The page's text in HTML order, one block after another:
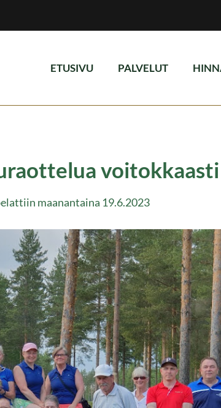
ETUSIVU PALVELUT
voitokkaasti
maanantaina 19.6.2023